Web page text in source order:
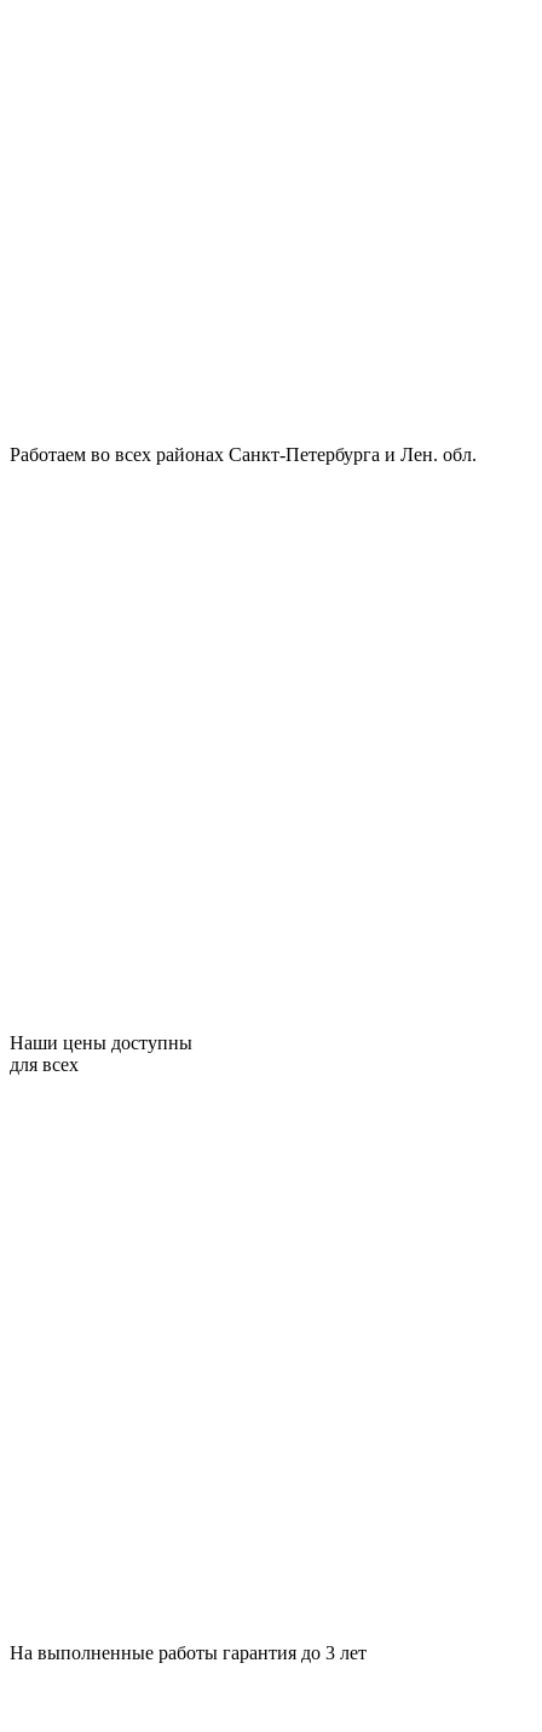
Работаем во всех районах Санкт-Петербурга и Лен. обл.
Наши цены доступны
для всех
На выполненные работы гарантия до 3 лет